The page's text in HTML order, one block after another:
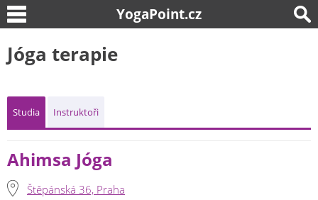
YogaPoint.cz
Jóga terapie
Studia Instruktoři
Ahimsa Jóga
Štěpánská 36, Praha